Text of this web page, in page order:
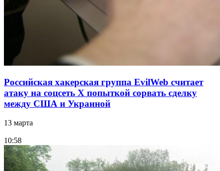
Российская хакерская группа EvilWeb считает
атаку на соцсеть Х попыткой сорвать сделку
между США и Украиной
13 марта
10:58